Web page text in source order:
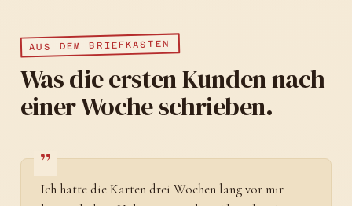
AUS DEM BRIEFKASTEN
Was die ersten Kunden nach
einer Woche schrieben.
Ich hatte die Karten drei Wochen lang vor mir